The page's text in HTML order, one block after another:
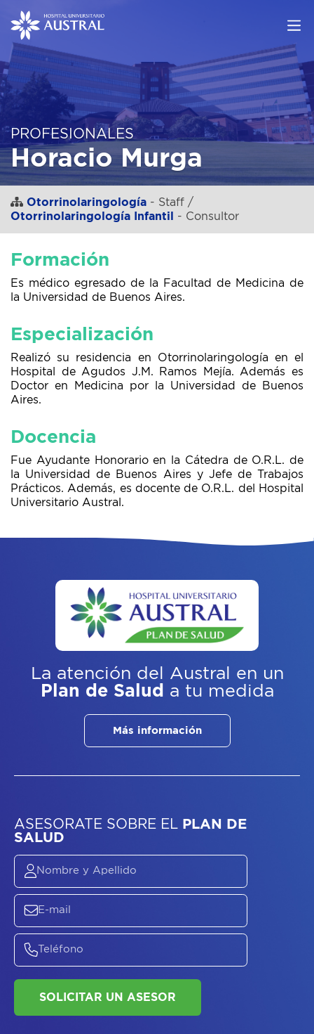
PROFESIONALES
Horacio Murga
Otorrinolaringología - Staff /
Otorrinolaringología Infantil
- Consultor
Formación
Es médico egresado de la Facultad de Medicina de
la Universidad de Buenos Aires.
Especialización
Realizó su residencia en Otorrinolaringología en el
Hospital de Agudos J.M. Ramos Mejía. Además es
Doctor en Medicina por la Universidad de Buenos
Aires.
Docencia
Fue Ayudante Honorario en la Cátedra de O.R.L. de
la Universidad de Buenos Aires y Jefe de Trabajos
Prácticos. Además, es docente de O.R.L. del Hospital
Universitario Austral.
La atención del Austral
en un
Plan de Salud a tu medida
Más información
ASESORATE SOBRE
SALUD